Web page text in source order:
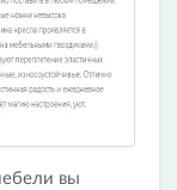
вы